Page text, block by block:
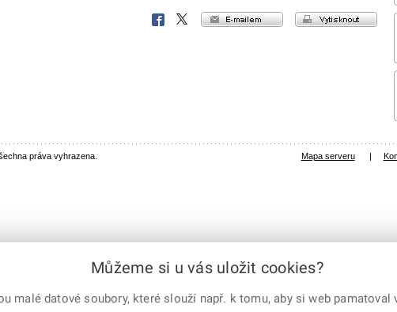
vytisknout
e-mailem
X
Facebook
práva vyhrazena. Mapa serveru |
Můžeme si u vás uložit cookies?
malé datové soubory, které slouží např. k tomu, aby si web pamatoval